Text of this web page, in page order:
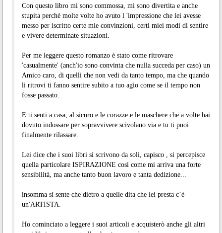
Con questo libro mi sono commossa, mi sono divertita e anche
stupita perché molte volte ho avuto l 'impressione che lei avesse
messo per iscritto certe mie convinzioni, certi miei modi di sentire
e vivere determinate situazioni.
Per me leggere questo romanzo è stato come ritrovare
'casualmente' (anch'io sono convinta che nulla succeda per caso) un
Amico caro, di quelli che non vedi da tanto tempo, ma che quando
li ritrovi ti fanno sentire subito a tuo agio come se il tempo non
fosse passato.
E ti senti a casa, al sicuro e le corazze e le maschere che a volte hai
dovuto indossare per sopravvivere scivolano via e tu ti puoi
finalmente rilassare.
Lei dice che i suoi libri si scrivono da soli, capisco , si percepisce
quella particolare ISPIRAZIONE così come mi arriva una forte
sensibilità, ma anche tanto buon lavoro e tanta dedizione...
insomma si sente che dietro a quelle dita che lei presta c’è
un'ARTISTA.
Ho cominciato a leggere i suoi articoli e acquisterò anche gli altri